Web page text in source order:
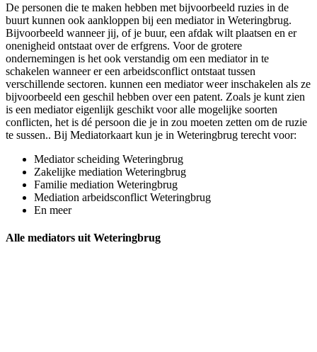
De personen die te maken hebben met bijvoorbeeld ruzies in de
buurt kunnen ook aankloppen bij een mediator in Weteringbrug.
Bijvoorbeeld wanneer jij, of je buur, een afdak wilt plaatsen en er
onenigheid ontstaat over de erfgrens. Voor de grotere
ondernemingen is het ook verstandig om een mediator in te
schakelen wanneer er een arbeidsconflict ontstaat tussen
verschillende sectoren. kunnen een mediator weer inschakelen als ze
bijvoorbeeld een geschil hebben over een patent. Zoals je kunt zien
is een mediator eigenlijk geschikt voor alle mogelijke soorten
conflicten, het is dé persoon die je in zou moeten zetten om de ruzie
te sussen.. Bij Mediatorkaart kun je in Weteringbrug terecht voor:
Mediator scheiding Weteringbrug
Zakelijke mediation Weteringbrug
Familie mediation Weteringbrug
Mediation arbeidsconflict Weteringbrug
En meer
Alle mediators uit Weteringbrug